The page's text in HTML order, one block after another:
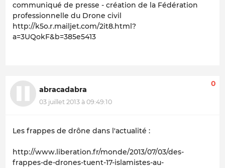
communiqué de presse - création de la Fédération
professionnelle du Drone civil
http://k5o.r.mailjet.com/2it8.html?
a=3UQokF&b=385e5413
abracadabra
03 juillet 2013 à 09:49:10
0
Les frappes de drône dans l'actualité :
http://www.liberation.fr/monde/2013/07/03/des-
frappes-de-drones-tuent-17-islamistes-au-